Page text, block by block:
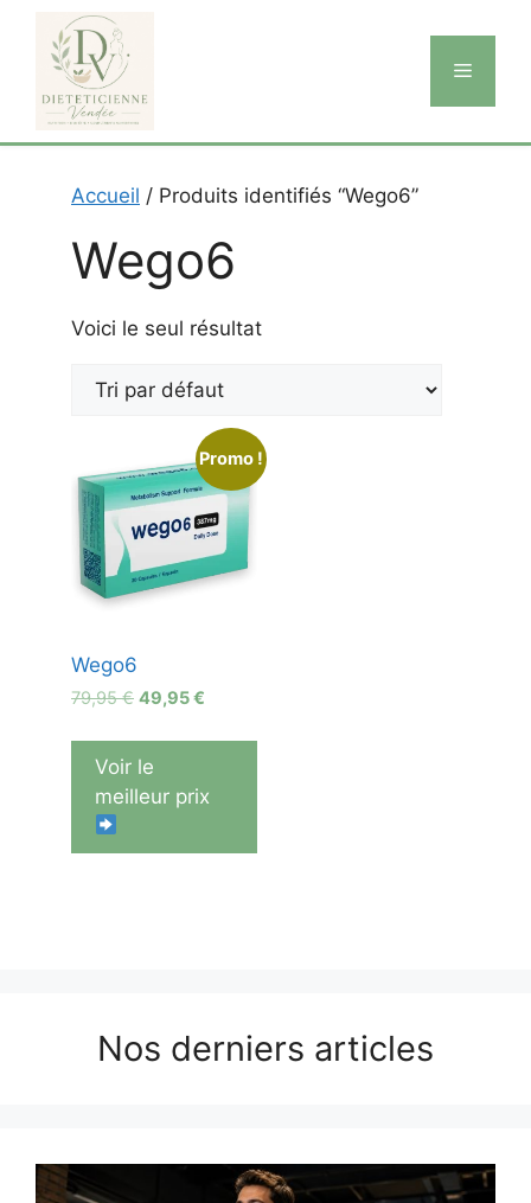
contenu
Menu
Accueil / Produits identifiés “Wego6”
Wego6
Voici le seul résultat
Promo !
Wego6
79,95€ Le
initial
était :
79,95 €.
49,95€
actuel
49,95 €.
Voir le
meilleur prix
Nos derniers articles